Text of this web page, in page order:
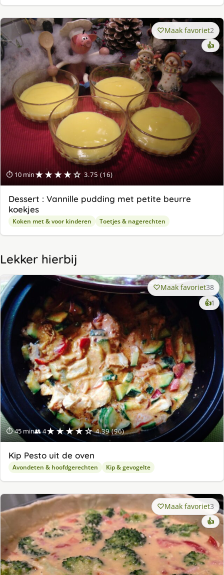
⏱ 10 min★★★★☆ 3.75 (16)
Maak favoriet2
👍
Dessert : Vannille pudding met petite beurre
koekjes
Koken met & voor kinderen Toetjes & nagerechten
Lekker hierbij
⏱ 45 min👥 4★★★★☆ 4.39 (96)
Maak favoriet38
👍1
Kip Pesto uit de oven
Avondeten & hoofdgerechten Kip & gevogelte
Maak favoriet3
👍